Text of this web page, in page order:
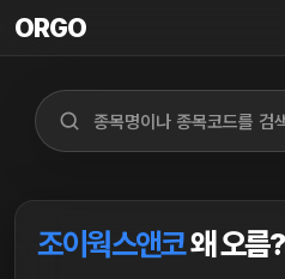
ORGO
ORGO
조이웍스앤코왜 오름?